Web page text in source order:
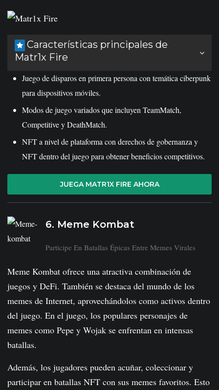
Características principales de
Matr1x Fire
Juego de disparos en primera persona con temática ciberpunk
para dispositivos móviles.
Modos de juego variados que incluyen TeamMatch,
Competitive y DeathMatch.
NFT a nivel de plataforma con derechos de gobernanza y
NFT dentro del juego para obtener beneficios competitivos.
JUEGA MATR1X FIRE AHORA
6. Meme Kombat
Participe En Batallas Épicas Entre Memes Virales
Meme Kombat ofrece una atractiva combinación de
juegos y DeFi. También se destaca del mundo de los
memes de Internet, aprovechándolos como activos dentro
del juego. En el juego, los populares personajes de
memes como Pepe y Wojak se enfrentan en intensas
batallas.
Además, los jugadores pueden acuñar, coleccionar y
participar en batallas NFT con sus memes favoritos. Esto